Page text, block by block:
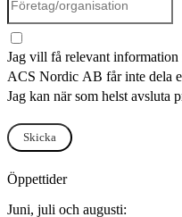
Jag vill få relevant
ACS Nordic AB får inte dela
Jag kan när som helst avsluta
Skicka
Öppettider
Juni, juli och augusti: